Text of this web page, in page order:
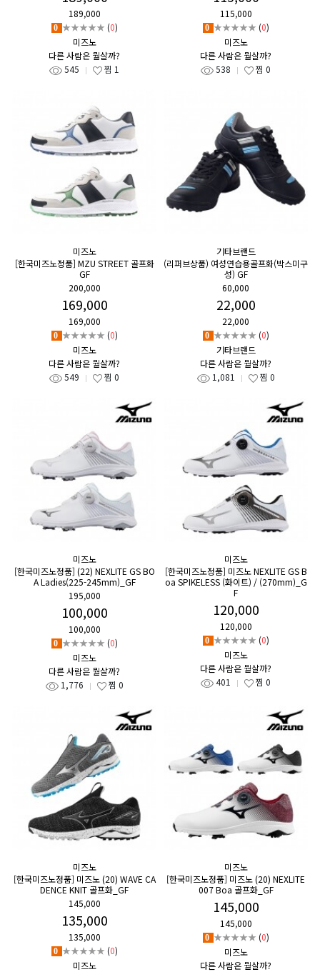
189,000
0 ★★★★★ (0)
미즈노
다른 사람은 뭘살까?
545
찜 1
115,000
0 ★★★★★ (0)
미즈노
다른 사람은 뭘살까?
538
찜 0
미즈노
[한국미즈노정품] MZU STREET 골프화
GF
200,000
169,000
169,000
0 ★★★★★ (0)
미즈노
다른 사람은 뭘살까?
549
찜 0
기타브랜드
(리퍼브상품) 여성연습용골프화(박스미구
성) GF
60,000
22,000
22,000
0 ★★★★★ (0)
기타브랜드
다른 사람은 뭘살까?
1,081
찜 0
미즈노
[한국미즈노정품] (22) NEXLITE GS BO
A Ladies(225-245mm)_GF
195,000
100,000
100,000
0 ★★★★★ (0)
미즈노
다른 사람은 뭘살까?
1,776
찜 0
미즈노
[한국미즈노정품] 미즈노 NEXLITE GS B
oa SPIKELESS (화이트) / (270mm)_G
F
120,000
120,000
0 ★★★★★ (0)
미즈노
다른 사람은 뭘살까?
401
찜 0
미즈노
[한국미즈노정품] 미즈노 (20) WAVE CA
DENCE KNIT 골프화_GF
145,000
135,000
135,000
0 ★★★★★ (0)
미즈노
미즈노
[한국미즈노정품] 미즈노 (20) NEXLITE
007 Boa 골프화_GF
145,000
145,000
0 ★★★★★ (0)
미즈노
다른 사람은 뭘살까?